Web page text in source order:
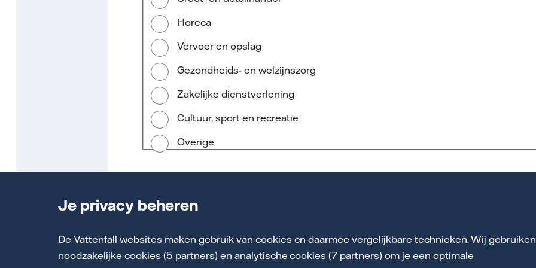
Je privacy beheren
De Vattenfall websites maken gebruik van cookies en daarmee vergelijkbare technieken. Wij gebruiken
noodzakelijke cookies (5 partners) en analytische cookies (7 partners) om je een optimale
Horeca
Vervoer en opslag
Gezondheids- en welzijnszorg
Zakelijke dienstverlening
Cultuur, sport en recreatie
Overige
Vorige
5